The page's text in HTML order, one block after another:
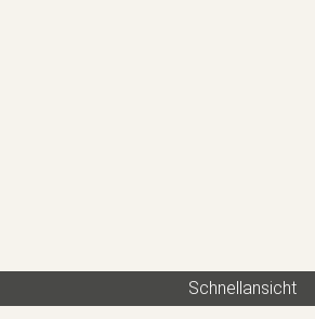
Schnellansicht